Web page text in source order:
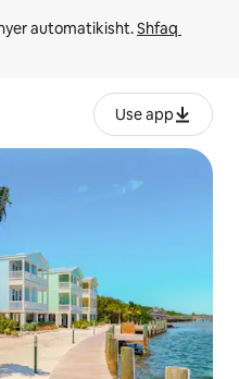
automatikisht. Shfaq
Use app